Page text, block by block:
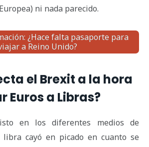
ni nada parecido.
¿Hace falta pasaporte para
a Reino Unido?
el Brexit a la hora
Euros a Libras?
en los diferentes medios de
libra cayó en picado en cuanto se